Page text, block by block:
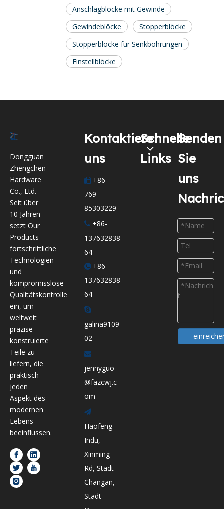
Anschlagblöcke mit Gewinde
Gewindeblöcke
Stopperblöcke
Stopperblöcke für Senkbohrungen
Einstellblöcke
Dongguan
Zhengchen
Hardware
Co., Ltd.
Seit über
10 Jahren
setzt Our
Products
fortschrittliche
Technologien
und
kompromisslose
Qualitätskontrolle
ein, um
weltweit
präzise
konstruierte
Teile zu
liefern, die
praktisch
jeden
Aspekt des
modernen
Lebens
beeinflussen.
Kontaktiere
uns
 +86-
769-
85303229
 +86-
137632838
64
 +86-
137632838
64

galina9109
02

jennyguo
@fazcwj.c
om

Haofeng
Indu,
Xinming
Rd, Stadt
Changan,
Stadt
Schnelle
Links
Senden
Sie
uns